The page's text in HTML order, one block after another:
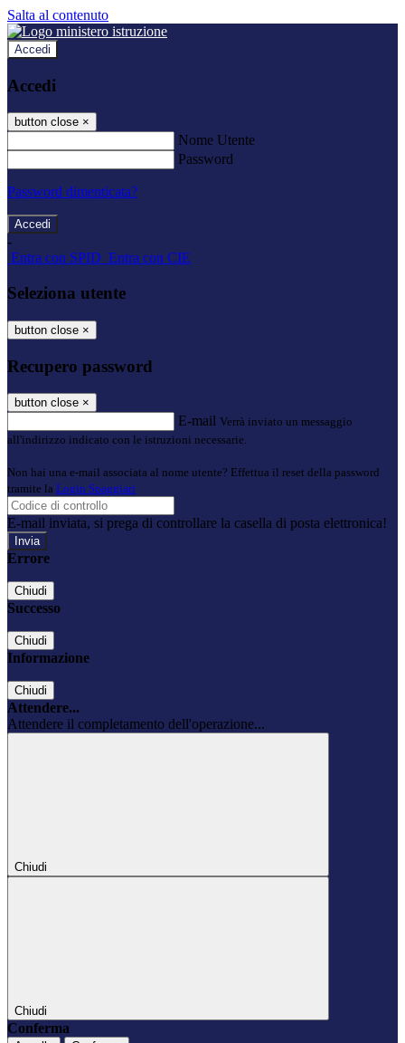
Salta al contenuto
Accedi
Accedi
button close ×
Nome Utente
Password
Password dimenticata?
-
Entra con SPID Entra con CIE
Seleziona utente
button close ×
Recupero password
button close ×
E-mail Verrà inviato un messaggio
all'indirizzo indicato con le istruzioni necessarie.
Non hai una e-mail associata al nome utente? Effettua il reset della password
tramite la Login Spaggiari
E-mail inviata, si prega di controllare la casella di posta elettronica!
Errore
Chiudi
Successo
Chiudi
Informazione
Chiudi
Attendere...
Attendere il completamento dell'operazione...
Chiudi
Chiudi
Conferma